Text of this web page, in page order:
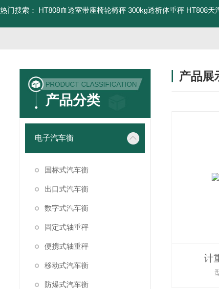
热门搜索： HT808血透室带座椅轮椅秤 300kg透析体重秤 HT808天
PRODUCT CLASSIFICATION
产品分类
电子汽车衡
国标式汽车衡
出口式汽车衡
数字式汽车衡
固定式轴重秤
便携式轴重秤
移动式汽车衡
防爆式汽车衡
产品展
计